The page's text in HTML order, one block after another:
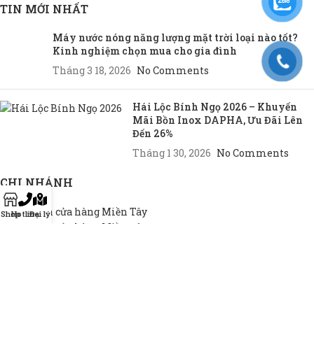
TIN MỚI NHẤT
Máy nước nóng năng lượng mặt trời loại nào tốt?
Kinh nghiệm chọn mua cho gia đình
Tháng 3 18, 2026 No Comments
Hái Lộc Bính Ngọ 2026 – Khuyến
Mãi Bồn Inox DAPHA, Ưu Đãi Lên
Đến 26%
Tháng 1 30, 2026 No Comments
CHI NHÁNH
Chi nhánh cửa hàng Miền Tây
Chi nhánh cửa hàng Miền Đông
ShopHotlineĐại lý